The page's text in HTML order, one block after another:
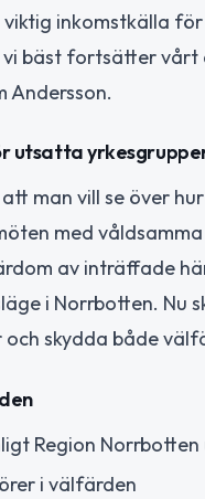
inkomstkälla
bäst fortsätter vårt
Andersson.
utsatta
att man vill se över
med
av inträffade
i Norrbotten.
skydda både
Region
i välfärden